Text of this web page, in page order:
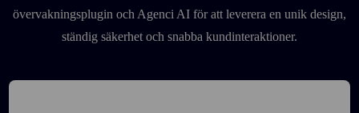
övervakningsplugin och Agenci AI för att leverera en unik design,
ständig säkerhet och snabba kundinteraktioner.